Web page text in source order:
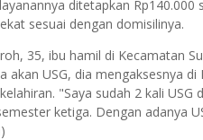
ditetapkan
sesuai dengan domisilinya.
35, ibu hamil di Kecamatan
akan USG, dia mengaksesnya
"Saya sudah 2 kali
ketiga. Dengan adanya